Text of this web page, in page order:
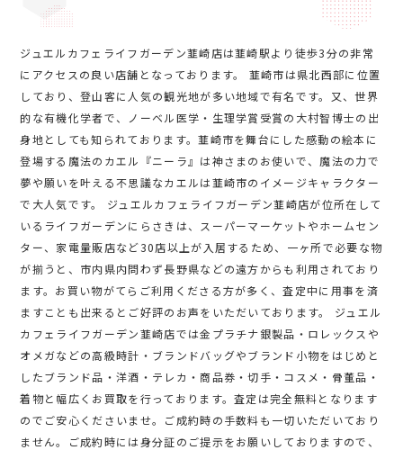
ジュエルカフェライフガーデン韮崎店は韮崎駅より徒歩3分の非常
にアクセスの良い店舗となっております。 韮崎市は県北西部に位置
しており、登山客に人気の観光地が多い地域で有名です。又、世界
的な有機化学者で、ノーベル医学・生理学賞受賞の大村智博士の出
身地としても知られております。韮崎市を舞台にした感動の絵本に
登場する魔法のカエル『ニーラ』は神さまのお使いで、魔法の力で
夢や願いを叶える不思議なカエルは韮崎市のイメージキャラクター
で大人気です。 ジュエルカフェライフガーデン韮崎店が位所在して
いるライフガーデンにらさきは、スーパーマーケットやホームセン
ター、家電量販店など30店以上が入居するため、一ヶ所で必要な物
が揃うと、市内県内問わず長野県などの遠方からも利用されており
ます。お買い物がてらご利用くださる方が多く、査定中に用事を済
ますことも出来るとご好評のお声をいただいております。 ジュエル
カフェライフガーデン韮崎店では金プラチナ銀製品・ロレックスや
オメガなどの高級時計・ブランドバッグやブランド小物をはじめと
したブランド品・洋酒・テレカ・商品券・切手・コスメ・骨董品・
着物と幅広くお買取を行っております。査定は完全無料となります
のでご安心くださいませ。ご成約時の手数料も一切いただいており
ません。ご成約時には身分証のご提示をお願いしておりますので、